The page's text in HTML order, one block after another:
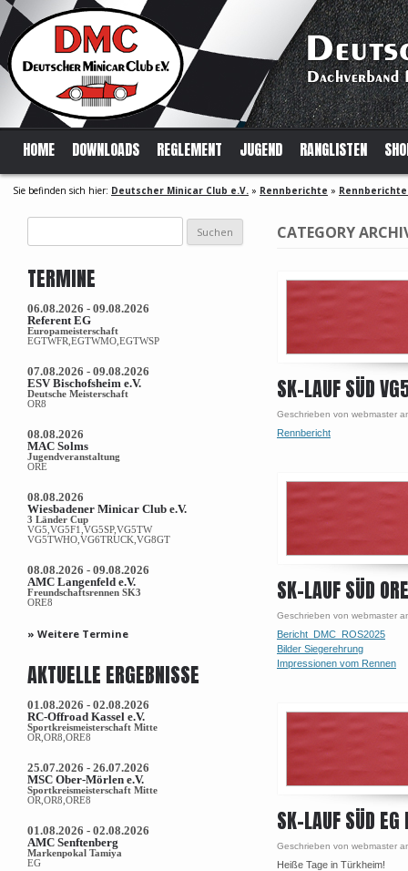
HOME DOWNLOADS REGLEMENT JUGEND RANGLISTEN
Sie befinden sich hier: Deutscher Minicar Club e.V. » Rennberichte » Rennberichte
CATEGORY
SK-LAUF SÜD
Geschrieben von webmaster
Rennbericht
SK-LAUF SÜD
Geschrieben von webmaster
Bericht_DMC_ROS2025
Bilder Siegerehrung
Impressionen vom Rennen
SK-LAUF SÜD
Geschrieben von webmaster
Heiße Tage in Türkheim!
nach:
TERMINE
06.08.2026 - 09.08.2026
Referent EG
Europameisterschaft
EGTWFR,EGTWMO,EGTWSP
07.08.2026 - 09.08.2026
ESV Bischofsheim e.V.
Deutsche Meisterschaft
OR8
08.08.2026
MAC Solms
Jugendveranstaltung
ORE
08.08.2026
Wiesbadener Minicar Club e.V.
3 Länder Cup
VG5,VG5F1,VG5SP,VG5TW
VG5TWHO,VG6TRUCK,VG8GT
08.08.2026 - 09.08.2026
AMC Langenfeld e.V.
Freundschaftsrennen SK3
ORE8
» Weitere Termine
AKTUELLE ERGEBNISSE
01.08.2026 - 02.08.2026
RC-Offroad Kassel e.V.
Sportkreismeisterschaft Mitte
OR,OR8,ORE8
25.07.2026 - 26.07.2026
MSC Ober-Mörlen e.V.
Sportkreismeisterschaft Mitte
OR,OR8,ORE8
01.08.2026 - 02.08.2026
AMC Senftenberg
Markenpokal Tamiya
EG